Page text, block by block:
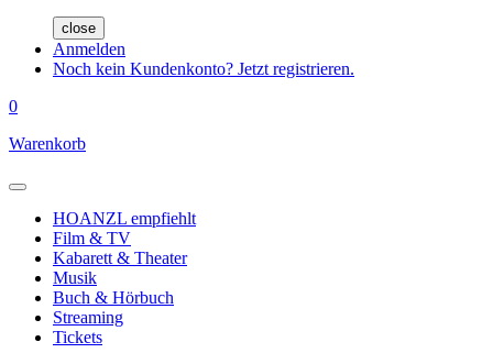
close
Anmelden
Noch kein Kundenkonto? Jetzt registrieren.
0
Warenkorb
HOANZL empfiehlt
Film & TV
Kabarett & Theater
Musik
Buch & Hörbuch
Streaming
Tickets